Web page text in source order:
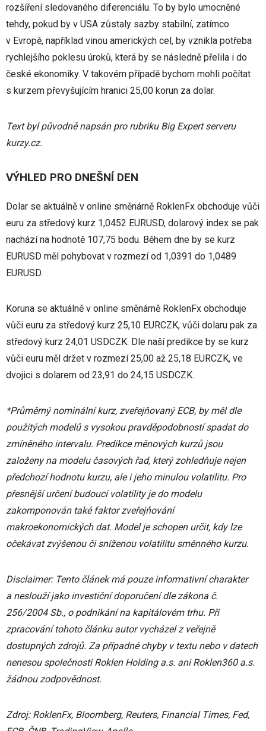
rozšíření sledovaného diferenciálu. To by bylo umocněné
tehdy, pokud by v USA zůstaly sazby stabilní, zatímco
v Evropě, například vinou amerických cel, by vznikla potřeba
rychlejšího poklesu úroků, která by se následně přelila i do
české ekonomiky. V takovém případě bychom mohli počítat
s kurzem převyšujícím hranici 25,00 korun za dolar.
Text byl původně napsán pro rubriku Big Expert serveru
kurzy.cz.
VÝHLED PRO DNEŠNÍ DEN
Dolar se aktuálně v online směnárně RoklenFx obchoduje vůči
euru za středový kurz 1,0452 EURUSD, dolarový index se pak
nachází na hodnotě 107,75 bodu. Během dne by se kurz
EURUSD měl pohybovat v rozmezí od 1,0391 do 1,0489
EURUSD.
Koruna se aktuálně v online směnárně RoklenFx obchoduje
vůči euru za středový kurz 25,10 EURCZK, vůči dolaru pak za
středový kurz 24,01 USDCZK. Dle naší predikce by se kurz
vůči euru měl držet v rozmezí 25,00 až 25,18 EURCZK, ve
dvojici s dolarem od 23,91 do 24,15 USDCZK.
*Průměrný nominální kurz, zveřejňovaný ECB, by měl dle
použitých modelů s vysokou pravděpodobností spadat do
zmíněného intervalu. Predikce měnových kurzů jsou
založeny na modelu časových řad, který zohledňuje nejen
předchozí hodnotu kurzu, ale i jeho minulou volatilitu. Pro
přesnější určení budoucí volatility je do modelu
zakomponován také faktor zveřejňování
makroekonomických dat. Model je schopen určit, kdy lze
očekávat zvýšenou či sníženou volatilitu směnného kurzu.
Disclaimer: Tento článek má pouze informativní charakter
a neslouží jako investiční doporučení dle zákona č.
256/2004 Sb., o podnikání na kapitálovém trhu. Při
zpracování tohoto článku autor vycházel z veřejně
dostupných zdrojů. Za případné chyby v textu nebo v datech
nenesou společnosti Roklen Holding a.s. ani Roklen360 a.s.
žádnou zodpovědnost.
Zdroj: RoklenFx, Bloomberg, Reuters, Financial Times, Fed,